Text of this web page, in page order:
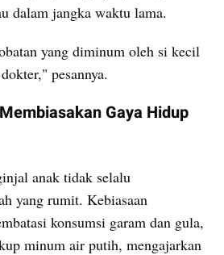
dalam jangka waktu lama.
yang diminum oleh si kecil
pesannya.
Gaya Hidup
anak tidak selalu
yang rumit. Kebiasaan
konsumsi garam dan gula,
minum air putih, mengajarkan